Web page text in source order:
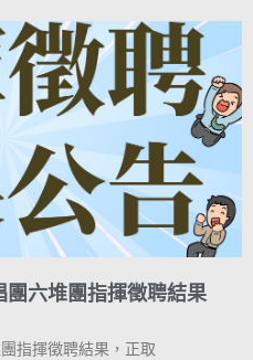
六堆團指揮徵聘結果
指揮徵聘結果，正取